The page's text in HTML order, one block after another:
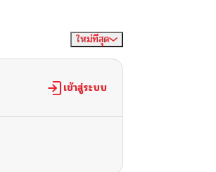
ใหม่ที่สุด
เข้าสู่ระบบ